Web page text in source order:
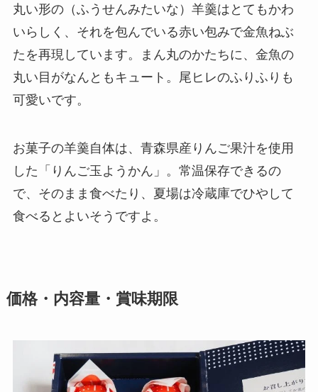
丸い形の（ふうせんみたいな）羊羹はとてもかわ
いらしく、それを包んでいる赤い包みで金魚ねぶ
たを再現しています。まん丸のかたちに、金魚の
丸い目がなんともキュート。尾ヒレのふりふりも
可愛いです。
お菓子の羊羹自体は、青森県産りんご果汁を使用
した「りんご玉ようかん」。常温保存できるの
で、そのまま食べたり、夏場は冷蔵庫でひやして
食べるとよいそうですよ。
価格・内容量・賞味期限